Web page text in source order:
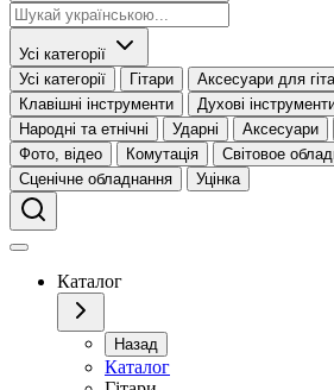
Усі категорії
Усі категорії
Гітари Аксесуари для
Клавішні інструменти
Духові
Народні та етнічні
Ударні Аксесуари
Фото, відео
Комутація
Світовое
Сценічне обладнання
Уцінка
Каталог
Назад
Каталог